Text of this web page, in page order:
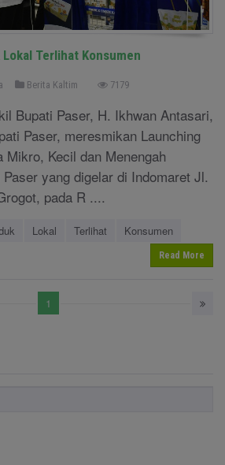
Terlihat Konsumen
Berita Kaltim 7179
Bupati Paser, H. Ikhwan Antasari,
Paser, meresmikan Launching
Mikro, Kecil dan Menengah
yang digelar di Indomaret Jl.
pada R ....
Lokal Terlihat Konsumen
Read More
1